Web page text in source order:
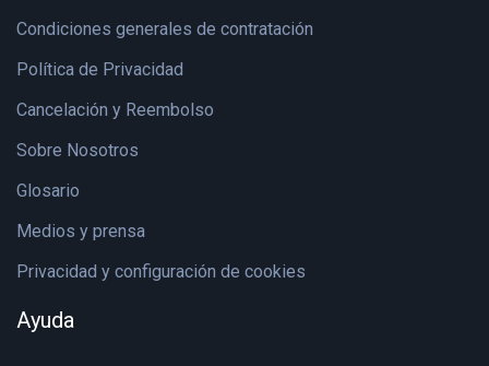
Condiciones generales de contratación
Política de Privacidad
Cancelación y Reembolso
Sobre Nosotros
Glosario
Medios y prensa
Privacidad y configuración de cookies
Ayuda